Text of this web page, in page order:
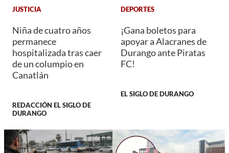
JUSTICIA
Niña de cuatro años
permanece
hospitalizada tras caer
de un columpio en
Canatlán
REDACCIÓN EL SIGLO DE
DURANGO
DEPORTES
¡Gana boletos para
apoyar a Alacranes de
Durango ante Piratas
FC!
EL SIGLO DE DURANGO